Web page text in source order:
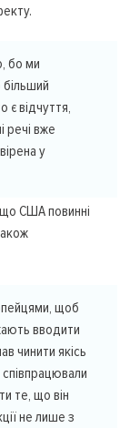
бо ми
є відчуття,
речі вже
у
США повинні
щоб
вводити
чинити якісь
те, що він
не лише з